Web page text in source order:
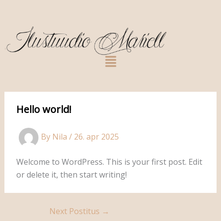
content
Menu
Hello world!
By Nila / 26. apr 2025
Welcome to WordPress. This is your first post. Edit
or delete it, then start writing!
Next Postitus →